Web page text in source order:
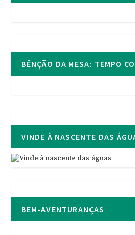
BÊNÇÃO DA MESA: TEMPO
VINDE À NASCENTE DAS
BEM-AVENTURANÇAS